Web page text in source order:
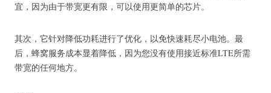
宜，因为由于带宽更有限，可以使用更简单的芯片。
其次，它针对降低功耗进行了优化，以免快速耗尽小电池。 最
后，蜂窝服务成本显着降低，因为您没有使用接近标准LTE所需
带宽的任何地方。